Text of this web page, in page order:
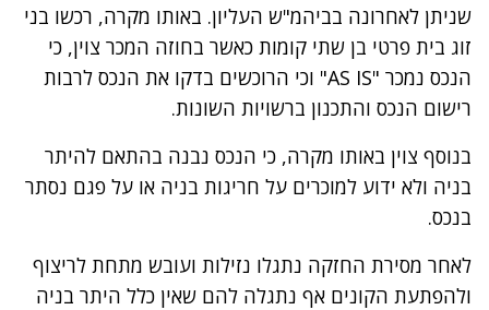
שניתן לאחרונה בביהמ"ש העליון. באותו מקרה, רכשו בני
זוג בית פרטי בן שתי קומות כאשר בחוזה המכר צוין, כי
הנכס נמכר "AS IS" וכי הרוכשים בדקו את הנכס לרבות
רישום הנכס והתכנון ברשויות השונות.
בנוסף צוין באותו מקרה, כי הנכס נבנה בהתאם להיתר
בניה ולא ידוע למוכרים על חריגות בניה או על פגם נסתר
בנכס.
לאחר מסירת החזקה נתגלו נזילות ועובש מתחת לריצוף
ולהפתעת הקונים אף נתגלה להם שאין כלל היתר בניה